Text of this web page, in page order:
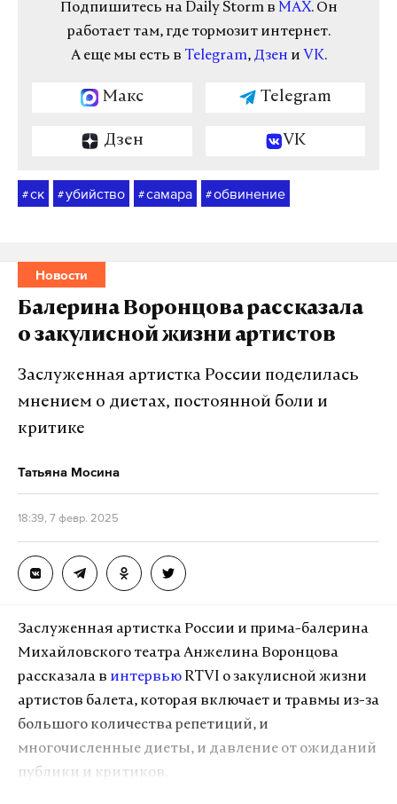
Подпишитесь на Daily Storm в MAX. Он
работает там, где тормозит интернет.
А еще мы есть в Telegram, Дзен и VK.
Макс Telegram
Дзен VK
#ск #убийство #самара #обвинение
Новости
Балерина Воронцова рассказала
о закулисной жизни артистов
Заслуженная артистка России поделилась
мнением о диетах, постоянной боли и
критике
Татьяна Мосина
18:39, 7 февр. 2025
Заслуженная артистка России и прима-балерина
Михайловского театра Анжелина Воронцова
рассказала в интервью RTVI о закулисной жизни
артистов балета, которая включает и травмы из-за
большого количества репетиций, и
многочисленные диеты, и давление от ожиданий
публики и критиков.